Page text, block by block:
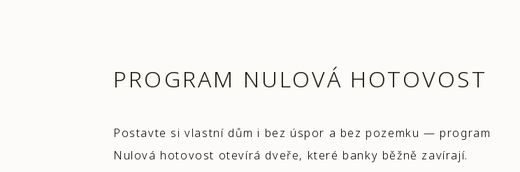
PROGRAM NULOVÁ HOTOVOST
Postavte si vlastní dům i bez úspor a bez pozemku — program
Nulová hotovost otevírá dveře, které banky běžně zavírají.